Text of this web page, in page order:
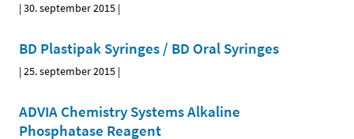
|30. september 2015 |
BD Plastipak Syringes / BD Oral Syringes
|25. september 2015 |
ADVIA Chemistry Systems Alkaline
Phosphatase Reagent